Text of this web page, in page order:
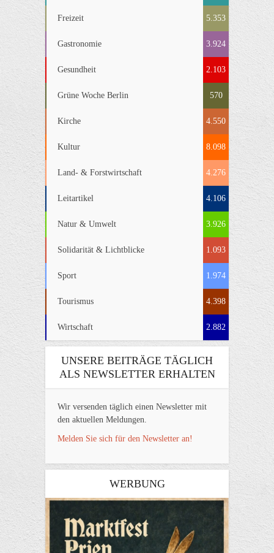
Freizeit 5.353
Gastronomie 3.924
Gesundheit 2.103
Grüne Woche Berlin 570
Kirche 4.550
Kultur 8.098
Land- & Forstwirtschaft 4.276
Leitartikel 4.106
Natur & Umwelt 3.926
Solidarität & Lichtblicke 1.093
Sport 1.974
Tourismus 4.398
Wirtschaft 2.882
UNSERE BEITRÄGE TÄGLICH
ALS NEWSLETTER ERHALTEN
Wir versenden täglich einen Newsletter mit
den aktuellen Meldungen.
Melden Sie sich für den Newsletter an!
WERBUNG